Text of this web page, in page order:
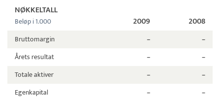
NØKKELTALL
Beløp i 1.000 2009 2008
Bruttomargin –
–
Årets resultat
–
–
Totale aktiver
–
–
Egenkapital
– –